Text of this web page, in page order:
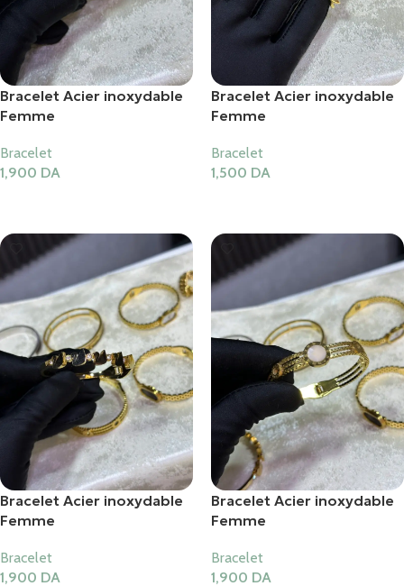
Bracelet Acier inoxydable
Femme
Bracelet
1,900 DA
Bracelet Acier inoxydable
Femme
Bracelet
1,500 DA
Bracelet Acier inoxydable
Femme
Bracelet
1,900 DA
Bracelet Acier inoxydable
Femme
Bracelet
1,900 DA